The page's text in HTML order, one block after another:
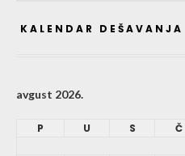
KALENDAR DEŠAVANJA
avgust 2026.
P U S Č